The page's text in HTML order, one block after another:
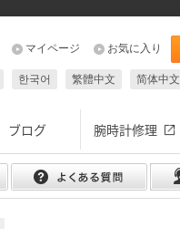
お気に入り
マイページ
简体中文
繁體中文
한국어
ブログ 腕時計修理